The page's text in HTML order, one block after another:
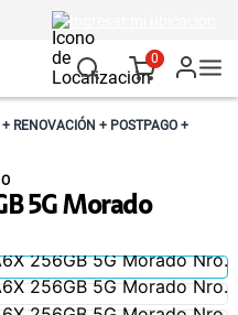
0
RENOVACIÓN + POSTPAGO +
5G Morado